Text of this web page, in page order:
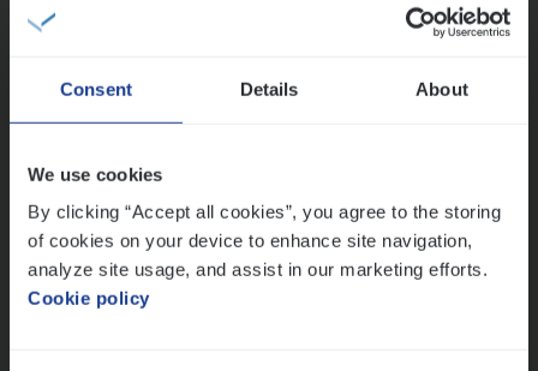
Consent Details About
We use cookies
By clicking “Accept all cookies”, you agree to the storing
of cookies on your device to enhance site navigation,
analyze site usage, and assist in our marketing efforts.
Cookie policy
Busi­ness Mana­ger Mari­ne Cargo
Antwerpen
Advisor/​Configuratie ana­lyst Part­ner in